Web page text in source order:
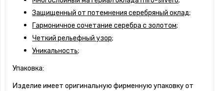
Защищенный от потемнения серебряный оклад;
Гармоничное сочетание серебра с золотом;
Четкий рельефный узор;
Уникальность;
Упаковка:
Изделие имеет оригинальную фирменную упаковку от